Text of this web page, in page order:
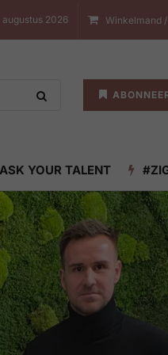
2026 Winkelmand /
YOUR TALENT